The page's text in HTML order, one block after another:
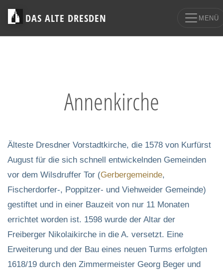
DAS ALTE DRESDEN MENÜ
Annenkirche
Älteste Dresdner Vorstadtkirche, die 1578 von Kurfürst
August für die sich schnell entwickelnden Gemeinden
vor dem Wilsdruffer Tor (Gerbergemeinde,
Fischerdorfer-, Poppitzer- und Viehweider Gemeinde)
gestiftet und in einer Bauzeit von nur 11 Monaten
errichtet worden ist. 1598 wurde der Altar der
Freiberger Nikolaikirche in die A. versetzt. Eine
Erweiterung und der Bau eines neuen Turms erfolgten
1618/19 durch den Zimmermeister Georg Beger und